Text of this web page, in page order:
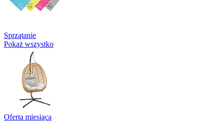
Sprzątanie
Pokaż wszystko
Oferta miesiąca